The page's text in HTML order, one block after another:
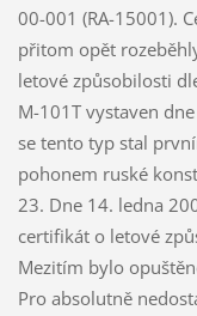
00-001 (RA-15001).
přitom opět
letové způsobilosti
M-101T vystaven
se tento typ stal
pohonem ruské
23. Dne 14. ledna
certifikát o letové
Mezitím bylo
Pro absolutně